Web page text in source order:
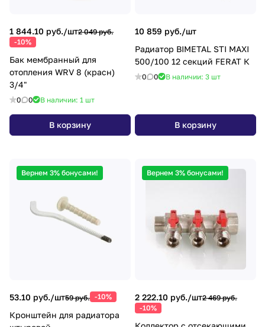
1 844.10 руб./шт2 049 руб.
-10%
Бак мембранный для
отопления WRV 8 (красн)
3/4"
0 0 В наличии: 1 шт
В корзину
10 859 руб./шт
Радиатор BIMETAL STI MAXI
500/100 12 секций FERAT К
0 0 В наличии: 3 шт
В корзину
Вернем 3% бонусами!
53.10 руб./шт59 руб. -10%
Кронштейн для радиатора
Вернем 3% бонусами!
2 222.10 руб./шт2 469 руб.
-10%